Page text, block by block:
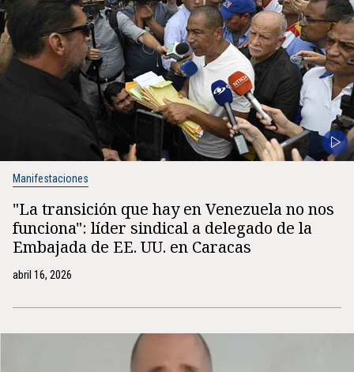
Manifestaciones
"La transición que hay en Venezuela no nos
funciona": líder sindical a delegado de la
Embajada de EE. UU. en Caracas
abril 16, 2026